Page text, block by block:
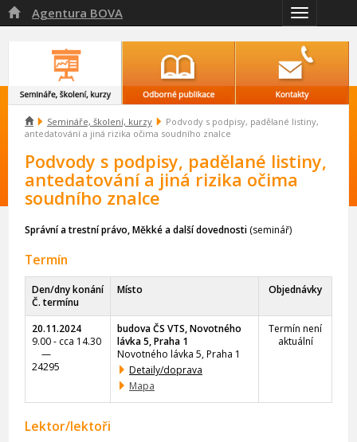
Přepnout
navigaci
 Agentura BOVA
 Semináře, školení, kurzy
Podvody s podpisy, padělané listiny,
antedatování a jiná rizika očima soudního znalce
Podvody s podpisy, padělané listiny,
antedatování a jiná rizika očima
soudního znalce
Správní a trestní právo, Měkké a další dovednosti (seminář)
Termín
Den/dny konání
Č. termínu
Místo Objednávky
20.11.2024
9.00 - cca 14.30
—
24295
budova ČS VTS, Novotného
lávka 5, Praha 1
Novotného lávka 5, Praha 1
Detaily/doprava
Mapa
Termín není
aktuální
Lektor/lektoři